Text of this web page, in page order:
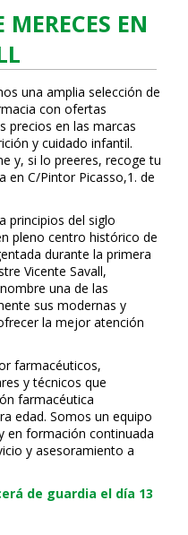
EN
una amplia selección de
con ofertas
precios en las marcas
y cuidado infantil.
y, si lo prefieres, recoge tu
en C/Pintor Picasso,1. de
principios del siglo
pleno centro histórico de
durante la primera
Vicente Savall,
una de las
sus modernas y
la mejor atención
farmacéuticos,
y técnicos que
farmacéutica
edad. Somos un equipo
en formación continuada
y asesoramiento a
de guardia el día 13